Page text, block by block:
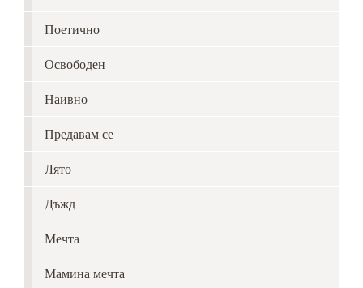
Поетично
Освободен
Наивно
Предавам се
Лято
Дъжд
Мечта
Мамина мечта